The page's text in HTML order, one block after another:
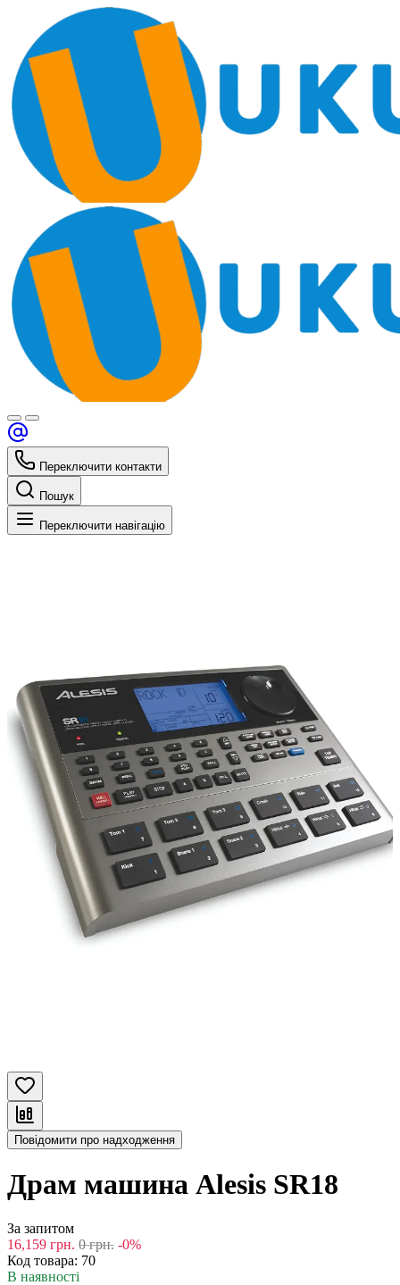
Переключити контакти
Пошук
Переключити навігацію
Повідомити про надходження
Драм машина Alesis SR18
За запитом
16,159 грн. 0 грн. -0%
Код товара: 70
В наявності